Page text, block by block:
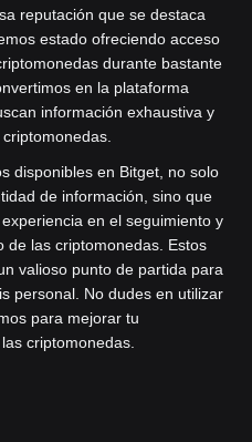
reputación que se destaca
estado ofreciendo acceso
durante bastante
en la plataforma
información exhaustiva y
disponibles en Bitget, no solo
de información, sino que
en el seguimiento y
de las criptomonedas. Estos
valioso punto de partida para
personal. No dudes en utilizar
para mejorar tu
criptomonedas.